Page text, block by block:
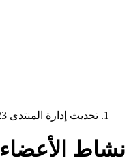
تحديث إدارة المنتدى 2023: منتدى زراعة نت مفتوح حاليا للقراءة فقط، ولا يقبل مشاركات جديدة. يمكنكم استخدام الشريط الظاهر أعلاه للبحث في كافة مواضيع المدوّنة والمنتدى.
نشاط الأعضاء